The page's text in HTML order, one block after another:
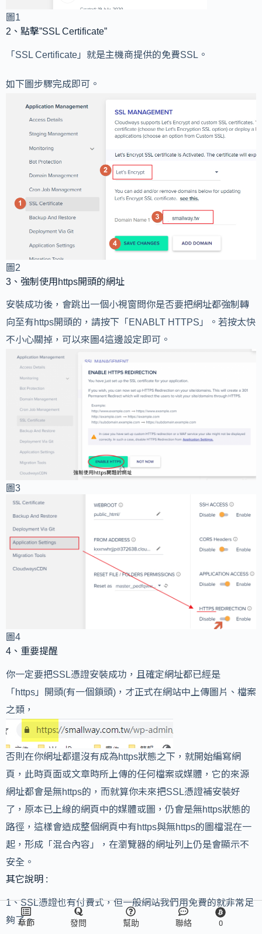
圖1
2、點擊”SSL Certificate”
「SSL Certificate」就是主機商提供的免費SSL。
如下圖步驟完成即可。
圖2
3、強制使用https開頭的網址
安裝成功後，會跳出一個小視窗問你是否要把網址都強制轉
向至有https開頭的，請按下「ENABLT HTTPS」。若按太快
不小心關掉，可以來圖4這邊設定即可。
圖3
圖4
4、重要提醒
你一定要把SSL憑證安裝成功，且確定網址都已經是
「https」開頭(有一個鎖頭)，才正式在網站中上傳圖片、檔案
之類，
否則在你網址都還沒有成為https狀態之下，就開始編寫網
頁，此時頁面或文章時所上傳的任何檔案或媒體，它的來源
網址都會是無https的，而就算你未來把SSL憑證補安裝好
了，原本已上線的網頁中的媒體或圖，仍會是無https狀態的
路徑，這樣會造成整個網頁中有https與無https的圖檔混在一
起，形成「混合內容」，在瀏覽器的網址列上仍是會顯示不
安全。
其它說明 :
1、SSL憑證也有付費式，但一般網站我們用免費的就非常足
夠了。
章節 發問 幫助 聯絡 0